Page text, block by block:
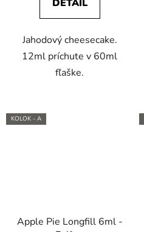
DETAIL
Jahodový cheesecake.
12ml príchute v 60ml
fľaške.
KOLOK - A
Apple Pie Longfill 6ml -